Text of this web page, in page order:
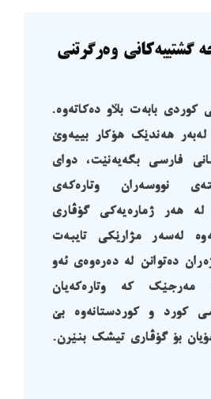
گشتییەکانی وەرگرتنی
کوردی بابەت بڵاو دەکاتەوە.
هەندێک هۆکار بییەوێ
فارسی بگەیەنێت، دوای
نووسەران وتارەکەی
لە هەر ژمارەیەکی گۆڤاری
لەسەر مژارێکی تایبەت
دەتوانن لە دەرەوەی ئەو
مەرجێک کە وتارەکەیان
کورد و کوردستانەوە بێ
بۆ گۆڤاری تیشک بنێرن.